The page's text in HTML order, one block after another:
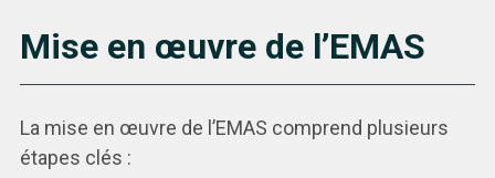
Mise en œuvre de l’EMAS
La mise en œuvre de l’EMAS comprend plusieurs
étapes clés :